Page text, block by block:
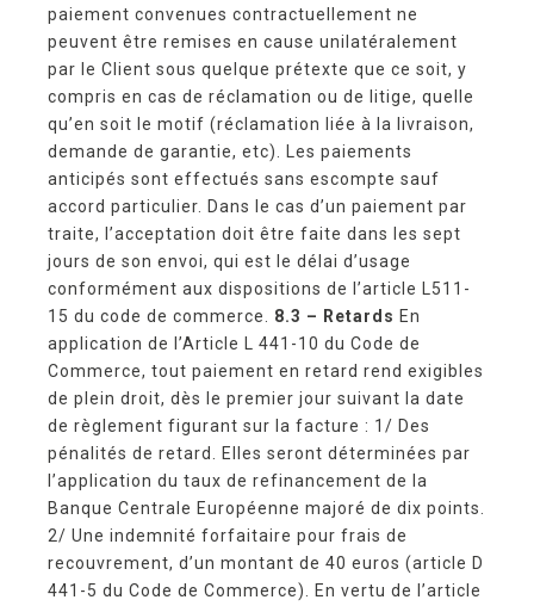
paiement convenues contractuellement ne
peuvent être remises en cause unilatéralement
par le Client sous quelque prétexte que ce soit, y
compris en cas de réclamation ou de litige, quelle
qu’en soit le motif (réclamation liée à la livraison,
demande de garantie, etc). Les paiements
anticipés sont effectués sans escompte sauf
accord particulier. Dans le cas d’un paiement par
traite, l’acceptation doit être faite dans les sept
jours de son envoi, qui est le délai d’usage
conformément aux dispositions de l’article L511-
15 du code de commerce. 8.3 – Retards En
application de l’Article L 441-10 du Code de
Commerce, tout paiement en retard rend exigibles
de plein droit, dès le premier jour suivant la date
de règlement figurant sur la facture : 1/ Des
pénalités de retard. Elles seront déterminées par
l’application du taux de refinancement de la
Banque Centrale Européenne majoré de dix points.
2/ Une indemnité forfaitaire pour frais de
recouvrement, d’un montant de 40 euros (article D
441-5 du Code de Commerce). En vertu de l’article